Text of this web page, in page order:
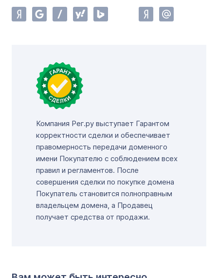
Компания Рег.ру выступает Гарантом
корректности сделки и обеспечивает
правомерность передачи доменного
имени Покупателю с соблюдением всех
правил и регламентов. После
совершения сделки по покупке домена
Покупатель становится полноправным
владельцем домена, а Продавец
получает средства от продажи.